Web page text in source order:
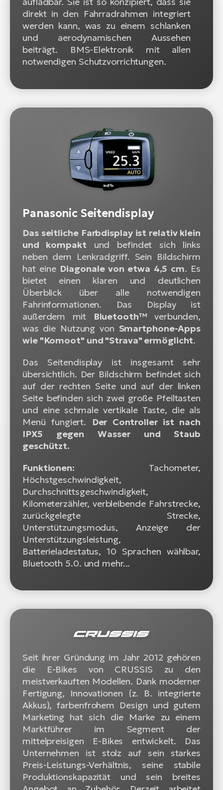
direkt in den Fahrradrahmen integriert
werden kann, was zu einem schlanken
und aerodynamischen Aussehen
beiträgt. BMS-Elektronik mit allen
notwendigen Schutzvorrichtungen.
Panasonic Seitendisplay
Das seitliche Farbdisplay ist relativ klein
und kompaktund befindet sich links
neben dem Lenkradgriff. Sein Bildschirm
hat eine Diagonale von etwa 4,5 cm. Es
bietet einen klaren und deutlichen
Überblick über alle notwendigen
Fahrinformationen. Das Display ist
außerdem mit
Bluetooth™ verbunden,
was die Nutzung von Smartphone-Apps
wie "Komoot" und "Strava" ermöglicht.
Das Seitendisplay ist insgesamt sehr
übersichtlich. Der Bildschirm befindet sich
auf der rechten Seite und auf der linken
Seite befinden sich zwei große Pfeiltasten
und eine schmale vertikale Taste, die als
Menü fungiert.
Der Controller ist nach
IPX5 gegen Wasser und Staub
geschützt.
Funktionen: Tachometer,
Höchstgeschwindigkeit,
Durchschnittsgeschwindigkeit,
Kilometerzähler, verbleibende Fahrstrecke,
zurückgelegte Strecke,
Unterstützungsmodus, Anzeige der
Unterstützungsleistung,
Batterieladestatus, 10 Sprachen wählbar,
Bluetooth 5.0. und mehr...
Seit ihrer Gründung im Jahr 2012 gehören
die E-Bikes von CRUSSIS zu den
meistverkauften Modellen. Dank moderner
Fertigung, Innovationen (z. B. integrierte
Akkus), farbenfrohem Design und gutem
Marketing hat sich die Marke zu einem
Marktführer im Segment der
mittelpreisigen E-Bikes entwickelt. Das
Unternehmen ist stolz auf sein starkes
Preis-Leistungs-Verhältnis, seine stabile
Produktionskapazität und sein breites